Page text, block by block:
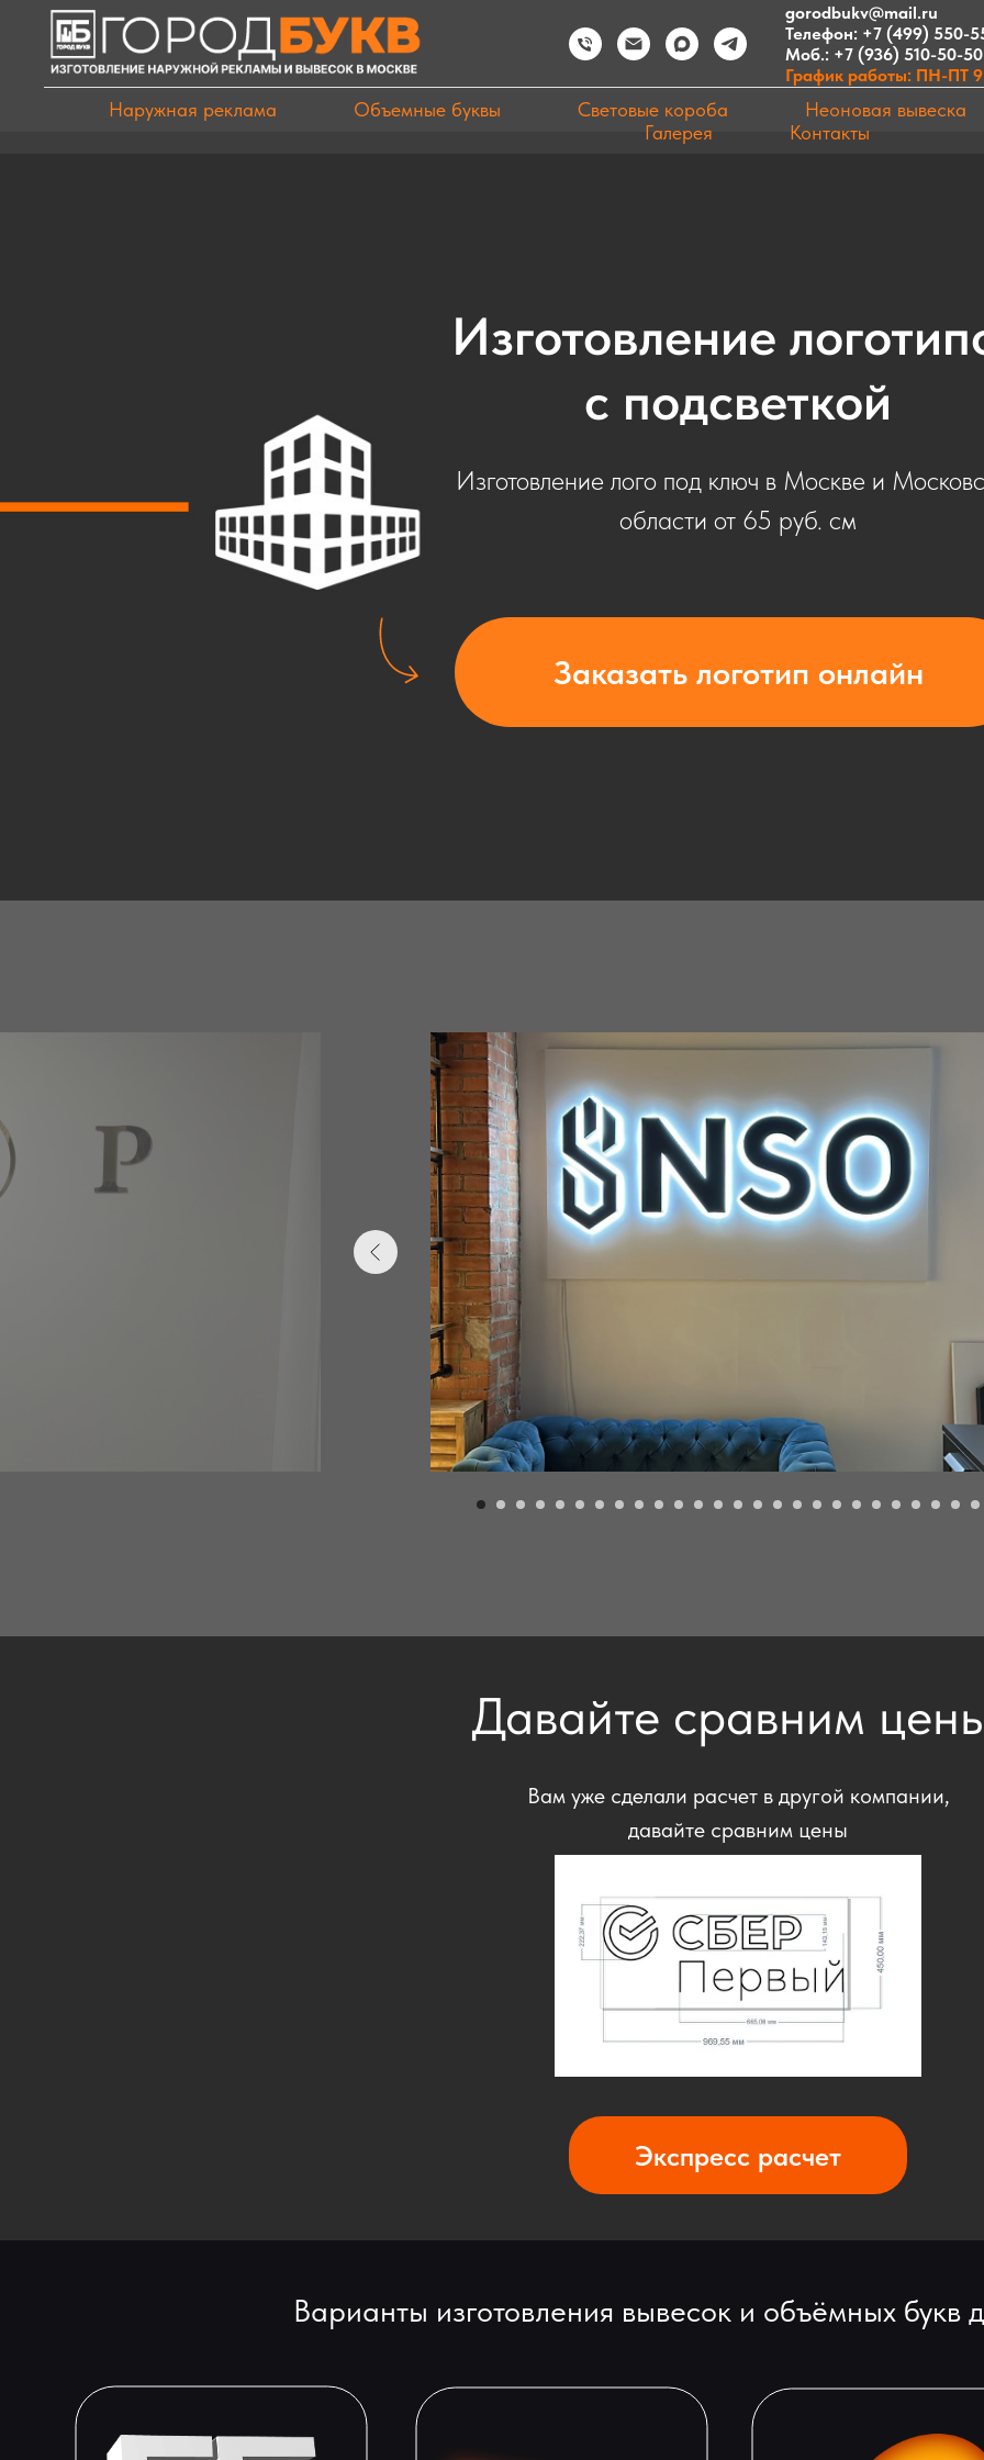
gorodbukv@mail.ru
Телефон: +7 (499) 550-
Моб.: +7 (936) 510-50-50
График работы: ПН-ПТ
Наружная реклама Объемные буквы Световые короба
Неоновая вывеска
Галерея
Контакты
Изготовление
с подсветкой
Изготовление лого под ключ в Москве и
области от 65 руб. см
Заказать логотип онлайн
Давайте сравним
Вам уже сделали расчет в другой компании,
давайте сравним цены
Экспресс расчет
Варианты изготовления вывесок и объёмных букв